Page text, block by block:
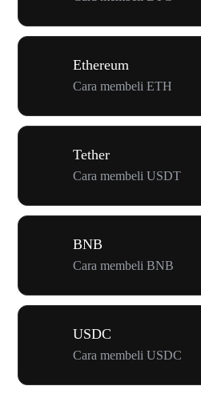
Ethereum
Cara membeli ETH
Tether
Cara membeli USDT
BNB
Cara membeli BNB
USDC
Cara membeli USDC